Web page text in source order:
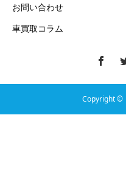
お問い合わせ
車買取コラム
Copyright ©